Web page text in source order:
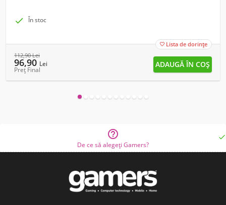
 În stoc
 Lista de dorințe
112,90Lei
96,90 Lei
Preț Final

De ce să alegeți Gamers?
